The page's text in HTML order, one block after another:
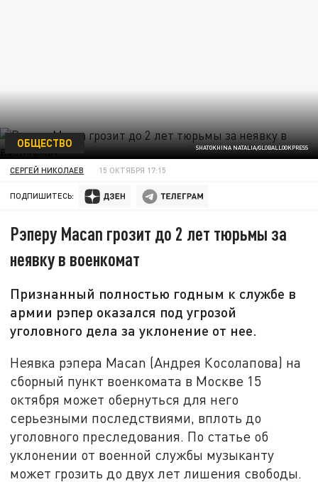
SHATOKHINA NATALIA/GLOBALLOOKPRESS
ОБЩЕСТВО
СЕРГЕЙ НИКОЛАЕВ 15 ОКТЯБРЯ 17:15
ПОДПИШИТЕСЬ:
Рэперу Macan грозит до 2 лет тюрьмы за
неявку в военкомат
Признанный полностью годным к службе в
армии рэпер оказался под угрозой
уголовного дела за уклонение от нее.
Неявка рэпера Macan (Андрея Косолапова) на
сборный пункт военкомата в Москве 15
октября может обернуться для него
серьезными последствиями, вплоть до
уголовного преследования. По статье об
уклонении от военной службы музыканту
может грозить до двух лет лишения свободы.